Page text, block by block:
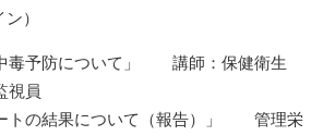
）
中毒予防について」 講師：保健衛生
視員
ートの結果について（報告）」 管理栄